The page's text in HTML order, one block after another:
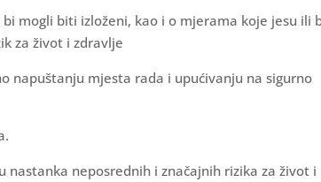
mogli biti izloženi, kao i o mjerama koje jesu ili
za život i zdravlje
napuštanju mjesta rada i upućivanju na sigurno
nastanka neposrednih i značajnih rizika za život i